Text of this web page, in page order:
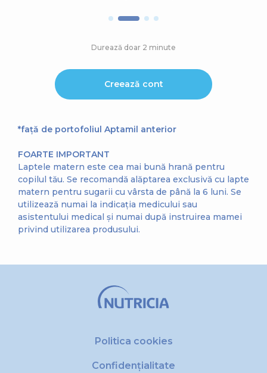
Durează doar 2 minute
Creează cont
*față de portofoliul Aptamil anterior
FOARTE IMPORTANT
Laptele matern este cea mai bună hrană pentru
copilul tău. Se recomandă alăptarea exclusivă cu lapte
matern pentru sugarii cu vârsta de până la 6 luni. Se
utilizează numai la indicația medicului sau
asistentului medical și numai după instruirea mamei
privind utilizarea produsului.
Politica cookies
Confidențialitate